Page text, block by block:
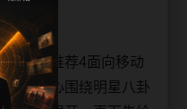
门内容推荐4面向移动
理，核心围绕明星八卦